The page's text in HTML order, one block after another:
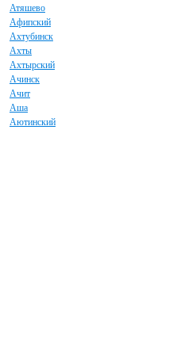
Атяшево
Афипский
Ахтубинск
Ахты
Ахтырский
Ачинск
Ачит
Аша
Аютинский